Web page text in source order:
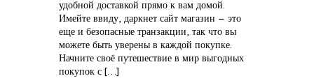
удобной доставкой прямо к вам домой.
Имейте ввиду, даркнет сайт магазин – это
еще и безопасные транзакции, так что вы
можете быть уверены в каждой покупке.
Начните своё путешествие в мир выгодных
покупок с […]